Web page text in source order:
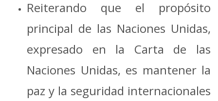
Reiterando que el propósito
principal de las Naciones Unidas,
expresado en la Carta de las
Naciones Unidas, es mantener la
paz y la seguridad internacionales